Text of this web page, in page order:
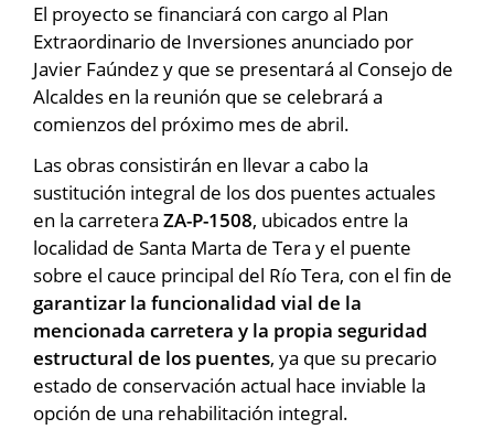
El proyecto se financiará con cargo al Plan
Extraordinario de Inversiones anunciado por
Javier Faúndez y que se presentará al Consejo de
Alcaldes en la reunión que se celebrará a
comienzos del próximo mes de abril.
Las obras consistirán en llevar a cabo la
sustitución integral de los dos puentes actuales
en la carretera ZA-P-1508, ubicados entre la
localidad de Santa Marta de Tera y el puente
sobre el cauce principal del Río Tera, con el fin de
garantizar la funcionalidad vial de la
mencionada carretera y la propia seguridad
estructural de los puentes, ya que su precario
estado de conservación actual hace inviable la
opción de una rehabilitación integral.